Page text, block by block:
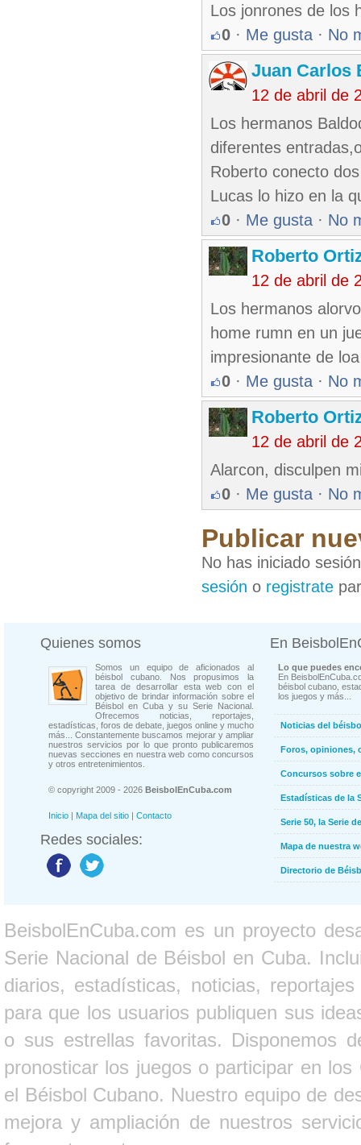
Los jonrones de los
0 · Me gusta · No
Juan Carlos
12 de abril de
Los hermanos
diferentes
Roberto conecto
Lucas lo hizo en la
0 · Me gusta · No
Roberto
12 de abril de
Los hermanos
home rumn en un
impresionante de
0 · Me gusta · No
Roberto
12 de abril de
Alarcon, disculpen
0 · Me gusta · No
Publicar
No has iniciado
sesión o registrate
Quienes somos
Somos un equipo de aficionados al
béisbol cubano. Nos propusimos la
tarea de desarrollar esta web con el
objetivo de brindar información sobre el
Béisbol en Cuba y su Serie Nacional.
Ofrecemos noticias, reportajes,
estadísticas, foros de debate, juegos online y mucho
más... Constantemente buscamos mejorar y ampliar
nuestros servicios por lo que pronto publicaremos
nuevas secciones en nuestra web como concursos
y otros entretenimientos.
© copyright 2009 - 2026 BeisbolEnCuba.com
Inicio | Mapa del sitio | Contacto
Redes sociales:
En
Lo que puedes
En
béisbol cubano,
los juegos y más...
Noticias del
Foros, opiniones,
Concursos sobre
Estadísticas de la
Serie 50, la Serie
Mapa de nuestra
Directorio de
BeisbolEnCuba.com es un proyecto
Serie Nacional de Béisbol en Cuba.
diarios, estadísticas, noticias,
para que los usuarios publiquen sus
o sus estrellas favoritas. Disponemos
pronosticar los juegos o participar en
el Béisbol Cubano. Nuestro equipo de
mejora y ampliación de nuestros